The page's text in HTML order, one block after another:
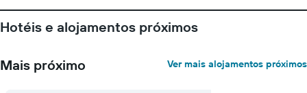
Hotéis e alojamentos próximos
Mais próximo Ver mais alojamentos próximos